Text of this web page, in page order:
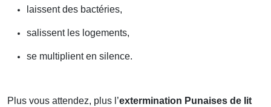
laissent des bactéries,
salissent les logements,
se multiplient en silence.
Plus vous attendez, plus l’extermination Punaises de lit